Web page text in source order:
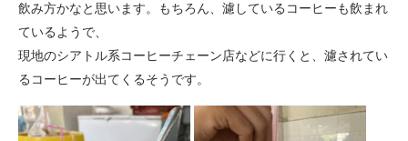
飲み方かなと思います。もちろん、濾しているコーヒーも飲まれ
ているようで、
現地のシアトル系コーヒーチェーン店などに行くと、濾されてい
るコーヒーが出てくるそうです。